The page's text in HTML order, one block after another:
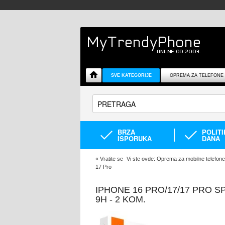
SVE KATEGORIJE OPREMA ZA TELEFONE
BRZA
ISPORUKA DANA
« Vratite se Vi ste ovde: Oprema za mobilne telefone
17 Pro
IPHONE 16 PRO/17/17 PRO
9H - 2 KOM.